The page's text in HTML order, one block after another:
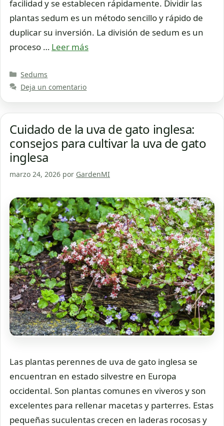
facilidad y se establecen rápidamente. Dividir las
plantas sedum es un método sencillo y rápido de
duplicar su inversión. La división de sedum es un
proceso … Leer más
Categorías
Sedums
Deja un comentario
Cuidado de la uva de gato inglesa:
consejos para cultivar la uva de gato
inglesa
marzo 24, 2026 por GardenMI
Las plantas perennes de uva de gato inglesa se
encuentran en estado silvestre en Europa
occidental. Son plantas comunes en viveros y son
excelentes para rellenar macetas y parterres. Estas
pequeñas suculentas crecen en laderas rocosas y